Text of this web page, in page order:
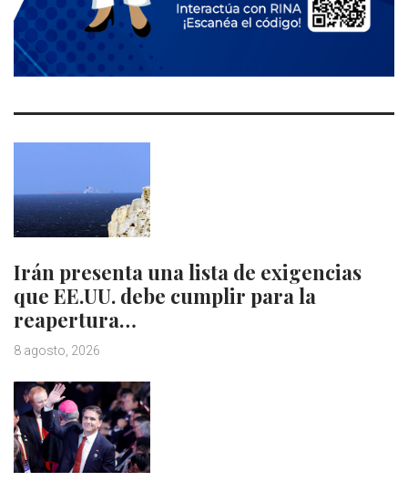
Irán presenta una lista de exigencias
que EE.UU. debe cumplir para la
reapertura…
8 agosto, 2026